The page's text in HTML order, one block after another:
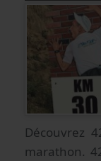
Découvrez
marathon.